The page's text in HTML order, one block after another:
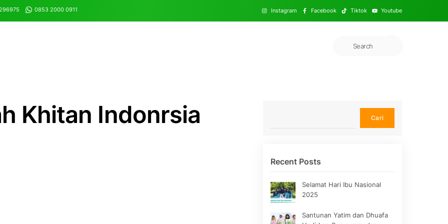
0853 2000 0911 Instagram Facebook Tiktok Youtube
Khitan Indonrsia Cari
Recent Posts
Selamat Hari Ibu Nasional
2025
Santunan Yatim dan Dhuafa